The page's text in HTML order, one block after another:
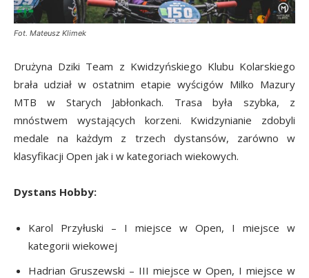
Fot. Mateusz Klimek
Drużyna Dziki Team z Kwidzyńskiego Klubu Kolarskiego
brała udział w ostatnim etapie wyścigów Milko Mazury
MTB w Starych Jabłonkach. Trasa była szybka, z
mnóstwem wystających korzeni. Kwidzynianie zdobyli
medale na każdym z trzech dystansów, zarówno w
klasyfikacji Open jak i w kategoriach wiekowych.
Dystans Hobby:
Karol Przyłuski – I miejsce w Open, I miejsce w
kategorii wiekowej
Hadrian Gruszewski – III miejsce w Open, I miejsce w